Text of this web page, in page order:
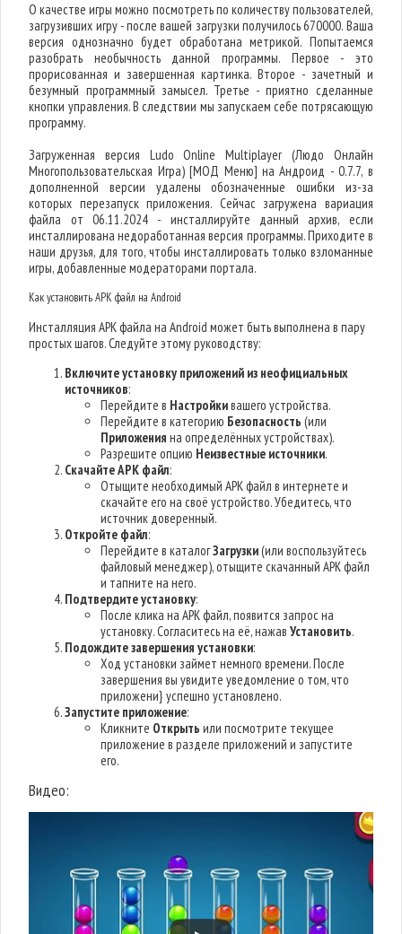
О качестве игры можно посмотреть по количеству пользователей,
загрузивших игру - после вашей загрузки получилось 670000. Ваша
версия однозначно будет обработана метрикой. Попытаемся
разобрать необычность данной программы. Первое - это
прорисованная и завершенная картинка. Второе - зачетный и
безумный программный замысел. Третье - приятно сделанные
кнопки управления. В следствии мы запускаем себе потрясающую
программу.
Загруженная версия Ludo Online Multiplayer (Людо Онлайн
Многопользовательская Игра) [МОД Меню] на Андроид - 0.7.7, в
дополненной версии удалены обозначенные ошибки из-за
которых перезапуск приложения. Сейчас загружена вариация
файла от 06.11.2024 - инсталлируйте данный архив, если
инсталлирована недоработанная версия программы. Приходите в
наши друзья, для того, чтобы инсталлировать только взломанные
игры, добавленные модераторами портала.
Как установить APK файл на Android
Инсталляция APK файла на Android может быть выполнена в пару
простых шагов. Следуйте этому руководству:
Включите установку приложений из неофициальных
источников:
Перейдите в Настройкивашего устройства.
Перейдите в категорию Безопасность (или
Приложения на определённых устройствах).
Разрешите опцию Неизвестные источники.
Скачайте APK файл:
Отыщите необходимый APK файл в интернете и
скачайте его на своё устройство. Убедитесь, что
источник доверенный.
Откройте файл:
Перейдите в каталогЗагрузки(или воспользуйтесь
файловый менеджер), отыщите скачанный APK файл
и тапните на него.
Подтвердите установку:
После клика на APK файл, появится запрос на
установку. Согласитесь на её, нажавУстановить.
Подождите завершения установки:
Ход установки займет немного времени. После
завершения вы увидите уведомление о том, что
приложени} успешно установлено.
Запустите приложение:
Кликните Открыть или посмотрите текущее
приложение в разделе приложений и запустите
его.
Видео: